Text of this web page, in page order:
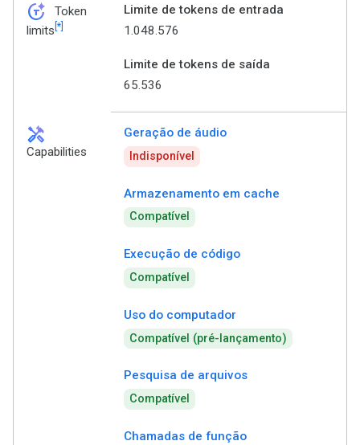
token_auto
Token
limits [*]
Limite de tokens de entrada
1.048.576
Limite de tokens de saída
65.536
handyman
Capabilities
Geração de áudio
Indisponível
Armazenamento em cache
Compatível
Execução de código
Compatível
Uso do computador
Compatível (pré-lançamento)
Pesquisa de arquivos
Compatível
Chamadas de função